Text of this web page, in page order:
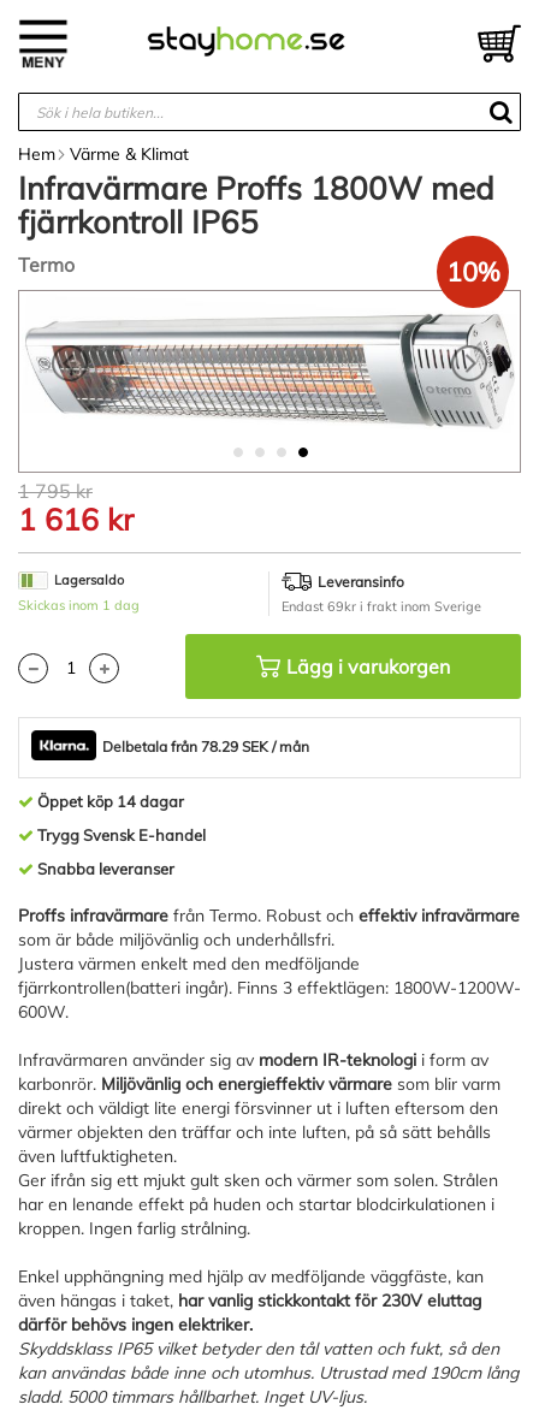
innehållet
Hem Värme & Klimat
Infravärmare Proffs 1800W med
fjärrkontroll IP65
Termo
till
slutet
av
bildgalleriet
Hoppa
till
början
av
bildgalleriet
10%
1 795 kr
1 616 kr
Lagersaldo
Skickas inom 1 dag
Leveransinfo
Endast 69kr i frakt inom Sverige
Lägg i varukorgen
Delbetala från 78.29 SEK / mån
Öppet köp 14 dagar
Trygg Svensk E-handel
Snabba leveranser
Proffs infravärmare från Termo. Robust och effektiv infravärmare
som är både miljövänlig och underhållsfri.
Justera värmen enkelt med den medföljande
fjärrkontrollen(batteri ingår). Finns 3 effektlägen: 1800W-1200W-
600W.
Infravärmaren använder sig av modern IR-teknologi i form av
karbonrör. Miljövänlig och energieffektiv värmare som blir varm
direkt och väldigt lite energi försvinner ut i luften eftersom den
värmer objekten den träffar och inte luften, på så sätt behålls
även luftfuktigheten.
Ger ifrån sig ett mjukt gult sken och värmer som solen. Strålen
har en lenande effekt på huden och startar blodcirkulationen i
kroppen. Ingen farlig strålning.
Enkel upphängning med hjälp av medföljande väggfäste, kan
även hängas i taket, har vanlig stickkontakt för 230V eluttag
därför behövs ingen elektriker.
Skyddsklass IP65 vilket betyder den tål vatten och fukt, så den
kan användas både inne och utomhus. Utrustad med 190cm lång
sladd. 5000 timmars hållbarhet. Inget UV-ljus.